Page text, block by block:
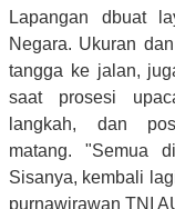
Lapangan dbuat
Negara. Ukuran
tangga ke jalan,
saat prosesi
langkah, dan
matang. "Semua
Sisanya, kembali
purnawirawan TNI